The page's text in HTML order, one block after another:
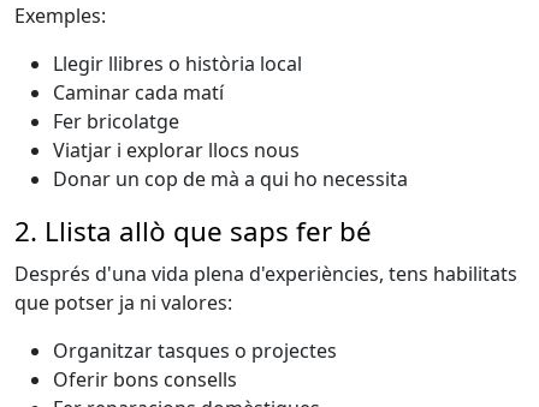
Exemples:
Llegir llibres o història local
Caminar cada matí
Fer bricolatge
Viatjar i explorar llocs nous
Donar un cop de mà a qui ho necessita
2. Llista allò que saps fer bé
Després d'una vida plena d'experiències, tens habilitats
que potser ja ni valores:
Organitzar tasques o projectes
Oferir bons consells